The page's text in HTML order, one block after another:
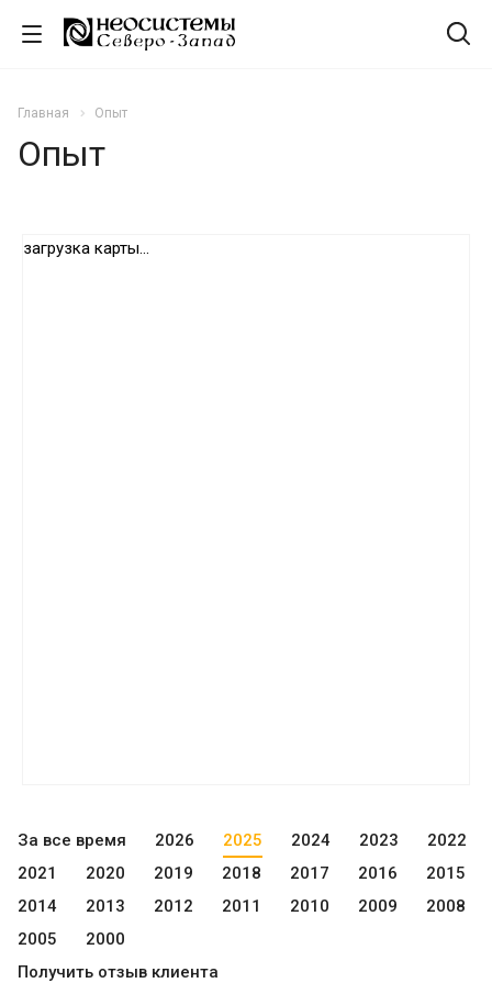
Главная Опыт
Опыт
загрузка карты...
За все время 2026 2025 2024 2023
2022
2021
2020 2019 2018 2017 2016
2015
2014
2013 2012 2011 2010 2009
2008
2005
2000
Получить отзыв клиента